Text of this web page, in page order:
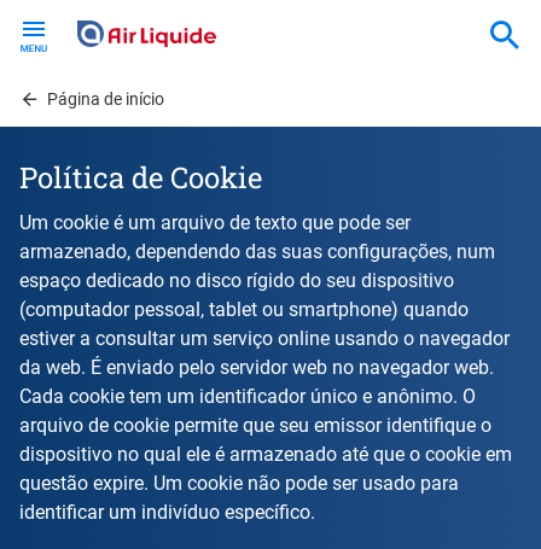
contentPágina de início
Política de Cookie
Um cookie é um arquivo de texto que pode ser
armazenado, dependendo das suas configurações, num
espaço dedicado no disco rígido do seu dispositivo
(computador pessoal, tablet ou smartphone) quando
estiver a consultar um serviço online usando o navegador
da web. É enviado pelo servidor web no navegador web.
Cada cookie tem um identificador único e anônimo. O
arquivo de cookie permite que seu emissor identifique o
dispositivo no qual ele é armazenado até que o cookie em
questão expire. Um cookie não pode ser usado para
identificar um indivíduo específico.